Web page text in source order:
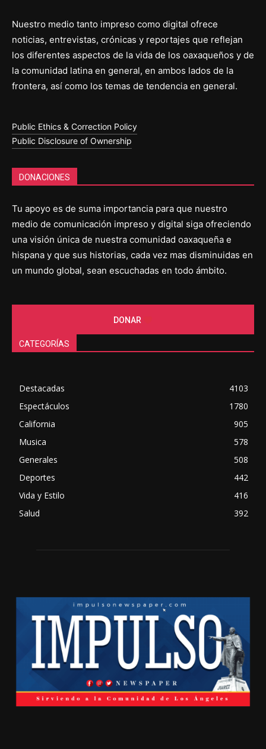
Nuestro medio tanto impreso como digital ofrece
noticias, entrevistas, crónicas y reportajes que reflejan
los diferentes aspectos de la vida de los oaxaqueños y de
la comunidad latina en general, en ambos lados de la
frontera, así como los temas de tendencia en general.
Public Ethics & Correction Policy
Public Disclosure of Ownership
DONACIONES
Tu apoyo es de suma importancia para que nuestro
medio de comunicación impreso y digital siga ofreciendo
una visión única de nuestra comunidad oaxaqueña e
hispana y que sus historias, cada vez mas disminuidas en
un mundo global, sean escuchadas en todo ámbito.
DONAR
CATEGORÍAS
Destacadas
4103
Espectáculos
1780
California
905
Musica
578
Generales
508
Deportes
442
Vida y Estilo
416
Salud
392